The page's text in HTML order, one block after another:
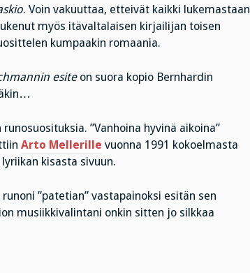
. Voin vakuuttaa, etteivät kaikki lukemastaan
myös itävaltalaisen kirjailijan toisen
kumpaakin romaania.
esiteon suora kopio Bernhardin
”Vanhoina hyvinä aikoina”
Arto Mellerille vuonna 1991 kokoelmasta
kisasta sivuun.
”patetian” vastapainoksi esitän sen
musiikkivalintani onkin sitten jo silkkaa